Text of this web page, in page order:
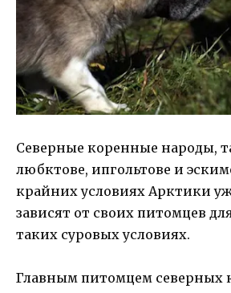
Северные коренные народы,
любктове, ипгольтове и
крайних условиях Арктики
зависят от своих питомцев
таких суровых условиях.
Главным питомцем северных